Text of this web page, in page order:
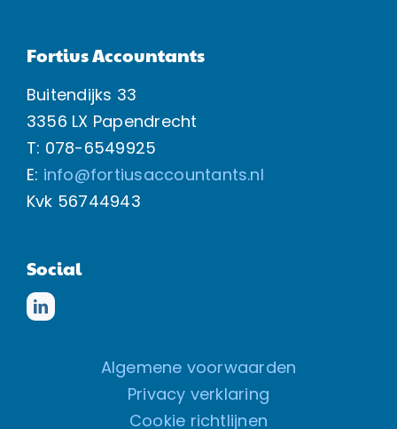
Fortius Accountants
Buitendijks 33
3356 LX Papendrecht
T: 078-6549925
E: info@fortiusaccountants.nl
Kvk 56744943
Social
Algemene voorwaarden
Privacy verklaring
Cookie richtlijnen